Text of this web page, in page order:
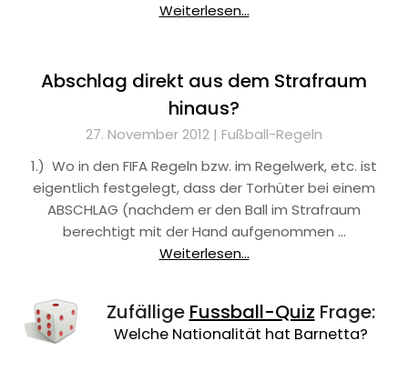
Weiterlesen...
Abschlag direkt aus dem Strafraum
hinaus?
27. November 2012 | Fußball-Regeln
1.) Wo in den FIFA Regeln bzw. im Regelwerk, etc. ist
eigentlich festgelegt, dass der Torhüter bei einem
ABSCHLAG (nachdem er den Ball im Strafraum
berechtigt mit der Hand aufgenommen …
Weiterlesen...
Zufällige Fussball-Quiz Frage:
Welche Nationalität hat Barnetta?